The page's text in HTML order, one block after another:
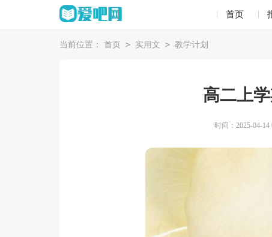
首页
当前位置： 首页 > 实用文 > 教学计划
高二上
时间：2025-04-14